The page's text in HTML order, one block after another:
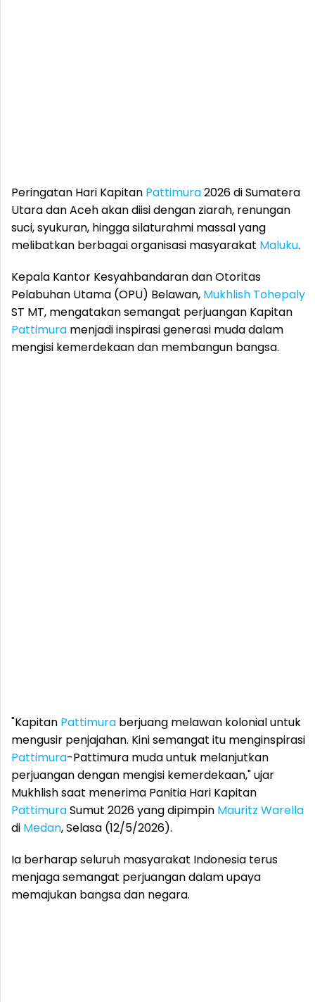
Peringatan Hari Kapitan Pattimura2026 di Sumatera
Utara dan Aceh akan diisi dengan ziarah, renungan
suci, syukuran, hingga silaturahmi massal yang
melibatkan berbagai organisasi masyarakat Maluku.
Kepala Kantor Kesyahbandaran dan Otoritas
Pelabuhan Utama (OPU) Belawan, Mukhlish Tohepaly
ST MT, mengatakan semangat perjuangan Kapitan
Pattimura menjadi inspirasi generasi muda dalam
mengisi kemerdekaan dan membangun bangsa.
"Kapitan Pattimura berjuang melawan kolonial untuk
mengusir penjajahan. Kini semangat itu menginspirasi
Pattimura-Pattimura muda untuk melanjutkan
perjuangan dengan mengisi kemerdekaan," ujar
Mukhlish saat menerima Panitia Hari Kapitan
PattimuraSumut 2026 yang dipimpin Mauritz Warella
di Medan, Selasa (12/5/2026).
Ia berharap seluruh masyarakat Indonesia terus
menjaga semangat perjuangan dalam upaya
memajukan bangsa dan negara.